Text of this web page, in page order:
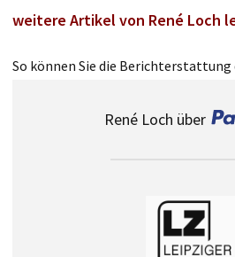
weitere Artikel von René Loch
So können Sie die
René Loch über